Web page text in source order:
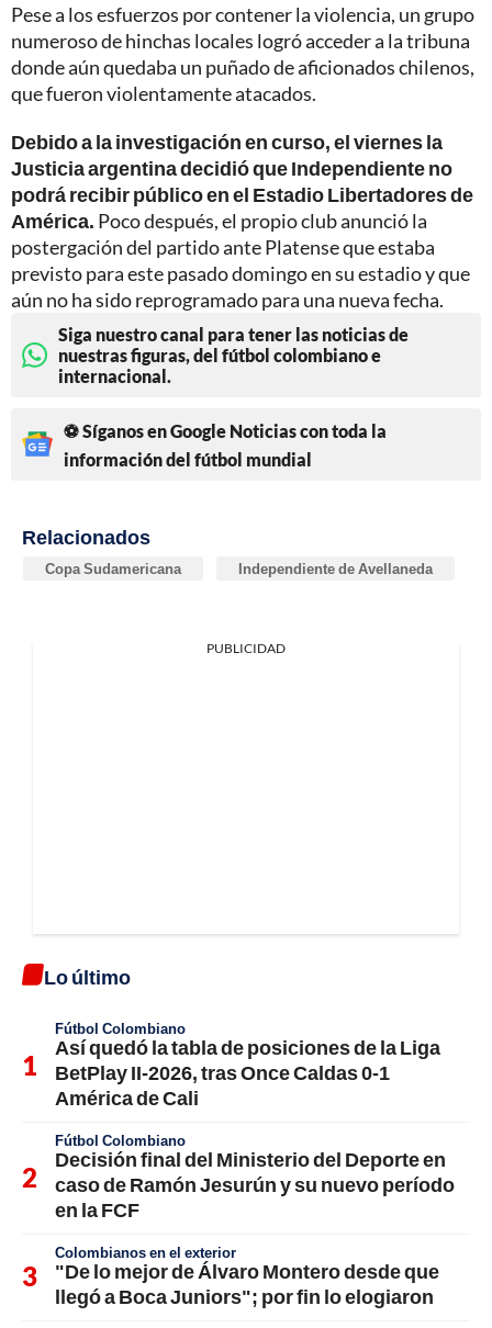
Pese a los esfuerzos por contener la violencia, un grupo
numeroso de hinchas locales logró acceder a la tribuna
donde aún quedaba un puñado de aficionados chilenos,
que fueron violentamente atacados.
Debido a la investigación en curso, el viernes la
Justicia argentina decidió que Independiente no
podrá recibir público en el Estadio Libertadores de
América. Poco después, el propio club anunció la
postergación del partido ante Platense que estaba
previsto para este pasado domingo en su estadio y que
aún no ha sido reprogramado para una nueva fecha.
Siga nuestro canal para tener las noticias de
nuestras figuras, del fútbol colombiano e
internacional.
⚽ Síganos en Google Noticias con toda la
información del fútbol mundial
Relacionados
Copa Sudamericana Independiente de Avellaneda
PUBLICIDAD
Lo último
Fútbol Colombiano
Así quedó la tabla de posiciones de la Liga
BetPlay II-2026, tras Once Caldas 0-1
América de Cali
Fútbol Colombiano
Decisión final del Ministerio del Deporte en
caso de Ramón Jesurún y su nuevo período
en la FCF
Colombianos en el exterior
"De lo mejor de Álvaro Montero desde que
llegó a Boca Juniors"; por fin lo elogiaron